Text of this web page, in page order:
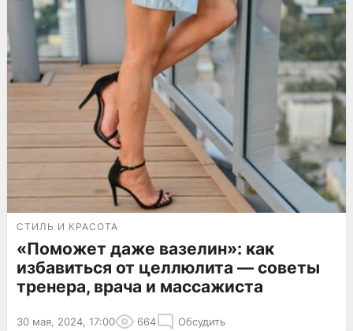
СТИЛЬ И КРАСОТА
«Поможет даже вазелин»: как
избавиться от целлюлита — советы
тренера, врача и массажиста
30 мая, 2024, 17:00 664 Обсудить